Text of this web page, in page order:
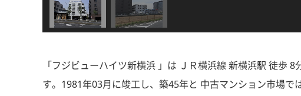
「フジビューハイツ新横浜 」は ＪＲ横浜線 新横浜駅 徒歩
す。1981年03月に竣工し、築45年と 中古マンション市場で